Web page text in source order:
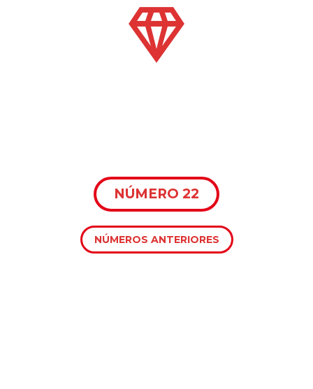


NÚMERO 22
NÚMEROS ANTERIORES